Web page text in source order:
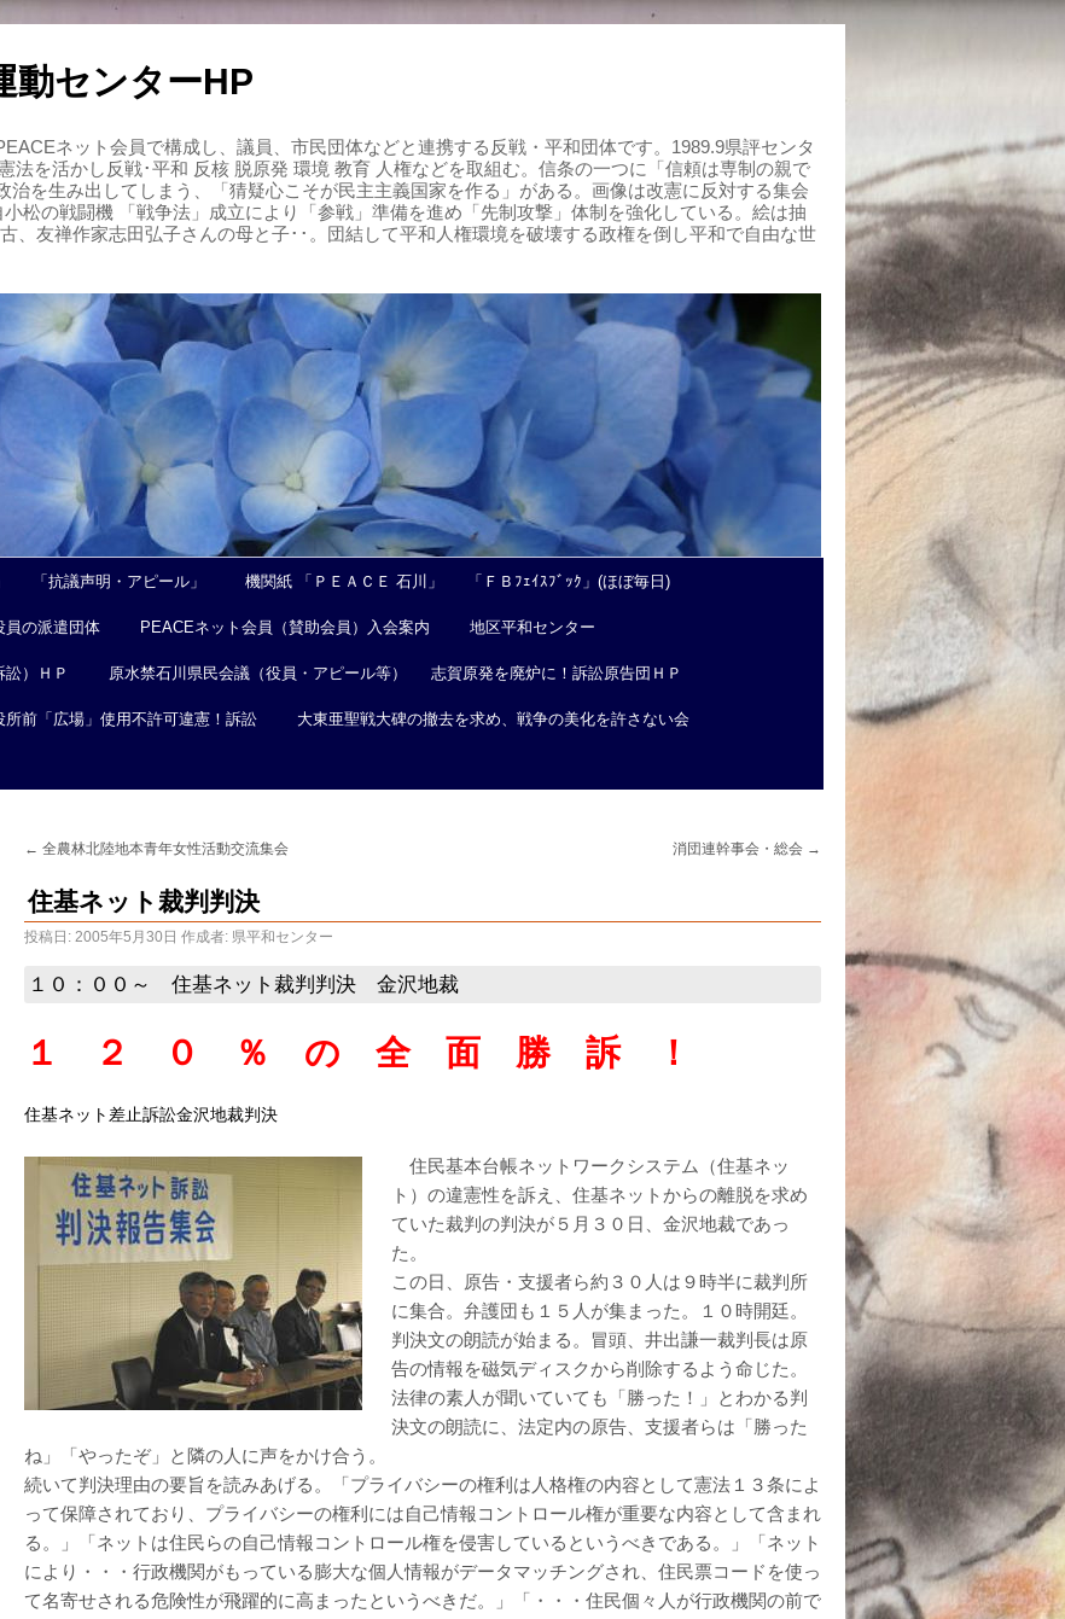
動センターHP
ネット会員で構成し、議員、市民団体などと連携する反戦・平和団体です。1989.9県評センタ
法を活かし反戦･平和 反核 脱原発 環境 教育 人権などを取組む。信条の一つに「信頼は専制の親で
治を生み出してしまう、「猜疑心こそが民主主義国家を作る」がある。画像は改憲に反対する集会
松の戦闘機 「戦争法」成立により「参戦」準備を進め「先制攻撃」体制を強化している。絵は抽
、友禅作家志田弘子さんの母と子･･。団結して平和人権環境を破壊する政権を倒し平和で自由な世
「抗議声明・アピール」 機関紙 「ＰＥＡＣＥ 石川」 「ＦＢﾌｪｲｽﾌﾞｯｸ」(ほぼ毎日)
の派遣団体 PEACEネット会員（賛助会員）入会案内 地区平和センター
）ＨＰ 原水禁石川県民会議（役員・アピール等） 志賀原発を廃炉に！訴訟原告団ＨＰ
所前「広場」使用不許可違憲！訴訟 大東亜聖戦大碑の撤去を求め、戦争の美化を許さない会
← 全農林北陸地本青年女性活動交流集会 消団連幹事会・総会 →
住基ネット裁判判決
投稿日: 2005年5月30日 作成者: 県平和センター
１０：００～ 住基ネット裁判判決 金沢地裁
１ ２ ０ ％ の 全 面 勝 訴 ！
住基ネット差止訴訟金沢地裁判決
住民基本台帳ネットワークシステム（住基ネッ
ト）の違憲性を訴え、住基ネットからの離脱を求め
ていた裁判の判決が５月３０日、金沢地裁であっ
た。
この日、原告・支援者ら約３０人は９時半に裁判所
に集合。弁護団も１５人が集まった。１０時開廷。
判決文の朗読が始まる。冒頭、井出謙一裁判長は原
告の情報を磁気ディスクから削除するよう命じた。
法律の素人が聞いていても「勝った！」とわかる判
決文の朗読に、法定内の原告、支援者らは「勝った
ね」「やったぞ」と隣の人に声をかけ合う。
続いて判決理由の要旨を読みあげる。「プライバシーの権利は人格権の内容として憲法１３条によ
って保障されており、プライバシーの権利には自己情報コントロール権が重要な内容として含まれ
る。」「ネットは住民らの自己情報コントロール権を侵害しているというべきである。」「ネット
により・・・行政機関がもっている膨大な個人情報がデータマッチングされ、住民票コードを使っ
て名寄せされる危険性が飛躍的に高まったというべきだ。」「・・・住民個々人が行政機関の前で